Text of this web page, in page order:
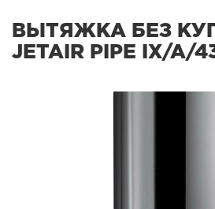
ВЫТЯЖКА БЕЗ
JETAIR PIPE IX/A/